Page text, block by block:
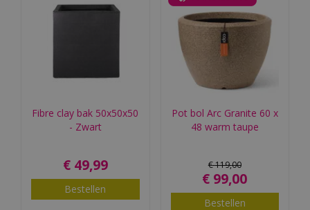
Fibre clay bak 50x50x50
- Zwart
€ 49,99
Bestellen
Pot bol Arc Granite 60 x
48 warm taupe
€119,00
€ 99,00
Bestellen